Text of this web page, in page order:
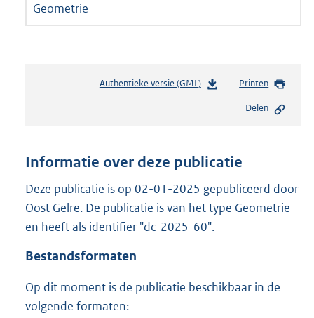
Geometrie
Authentieke versie (GML)b
n
s
r
o
e
Printen
Delen
Informatie over deze publicatie
Deze publicatie is op 02-01-2025 gepubliceerd door
Oost Gelre. De publicatie is van het type Geometrie
en heeft als identifier "dc-2025-60".
Bestandsformaten
Op dit moment is de publicatie beschikbaar in de
volgende formaten: